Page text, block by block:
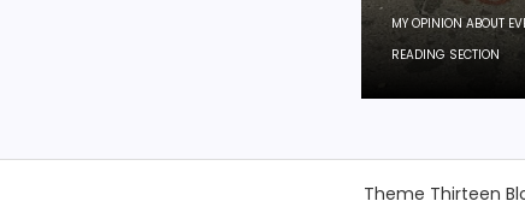
MY OPINION ABOUT
READING SECTION
Theme Thirteen